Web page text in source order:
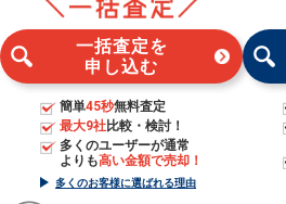
一括査定を
申し込む
簡単45秒無料査定
最大9社比較・検討！
多くのユーザーが通常
よりも高い金額で売却！
多くのお客様に選ばれる理由